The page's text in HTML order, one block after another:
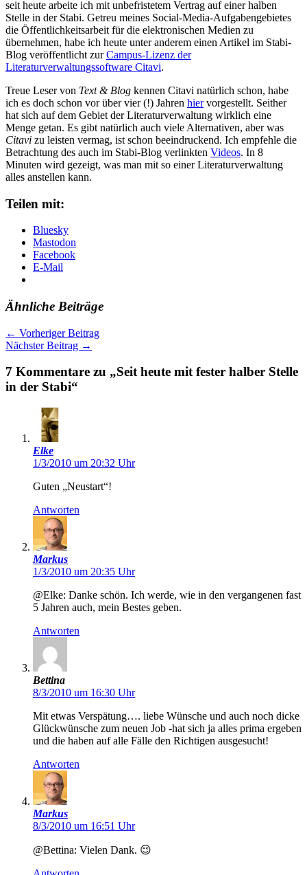
seit heute arbeite ich mit unbefristetem Vertrag auf einer halben
Stelle in der Stabi. Getreu meines Social-Media-Aufgabengebietes
die Öffentlichkeitsarbeit für die elektronischen Medien zu
übernehmen, habe ich heute unter anderem einen Artikel im Stabi-
Blog veröffentlicht zurCampus-Lizenz der
Literaturverwaltungssoftware Citavi.
Treue Leser von Text & Blog kennen Citavi natürlich schon, habe
ich es doch schon vor über vier (!) Jahren hiervorgestellt. Seither
hat sich auf dem Gebiet der Literaturverwaltung wirklich eine
Menge getan. Es gibt natürlich auch viele Alternativen, aber was
Citavi zu leisten vermag, ist schon beeindruckend. Ich empfehle die
Betrachtung des auch im Stabi-Blog verlinkten Videos. In 8
Minuten wird gezeigt, was man mit so einer Literaturverwaltung
alles anstellen kann.
Teilen mit:
Bluesky
Mastodon
Facebook
E-Mail
Ähnliche Beiträge
← Vorheriger Beitrag
Nächster Beitrag →
7 Kommentare zu „Seit heute mit fester halber Stelle
in der Stabi“
Elke
1/3/2010 um 20:32 Uhr
Guten „Neustart“!
Antworten
Markus
1/3/2010 um 20:35 Uhr
@Elke: Danke schön. Ich werde, wie in den vergangenen fast
5 Jahren auch, mein Bestes geben.
Antworten
Bettina
8/3/2010 um 16:30 Uhr
Mit etwas Verspätung…. liebe Wünsche und auch noch dicke
Glückwünsche zum neuen Job -hat sich ja alles prima ergeben
und die haben auf alle Fälle den Richtigen ausgesucht!
Antworten
Markus
8/3/2010 um 16:51 Uhr
@Bettina: Vielen Dank. 😉